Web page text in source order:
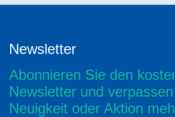
Newsletter
Abonnieren Sie den
Newsletter und
Neuigkeit oder Aktion